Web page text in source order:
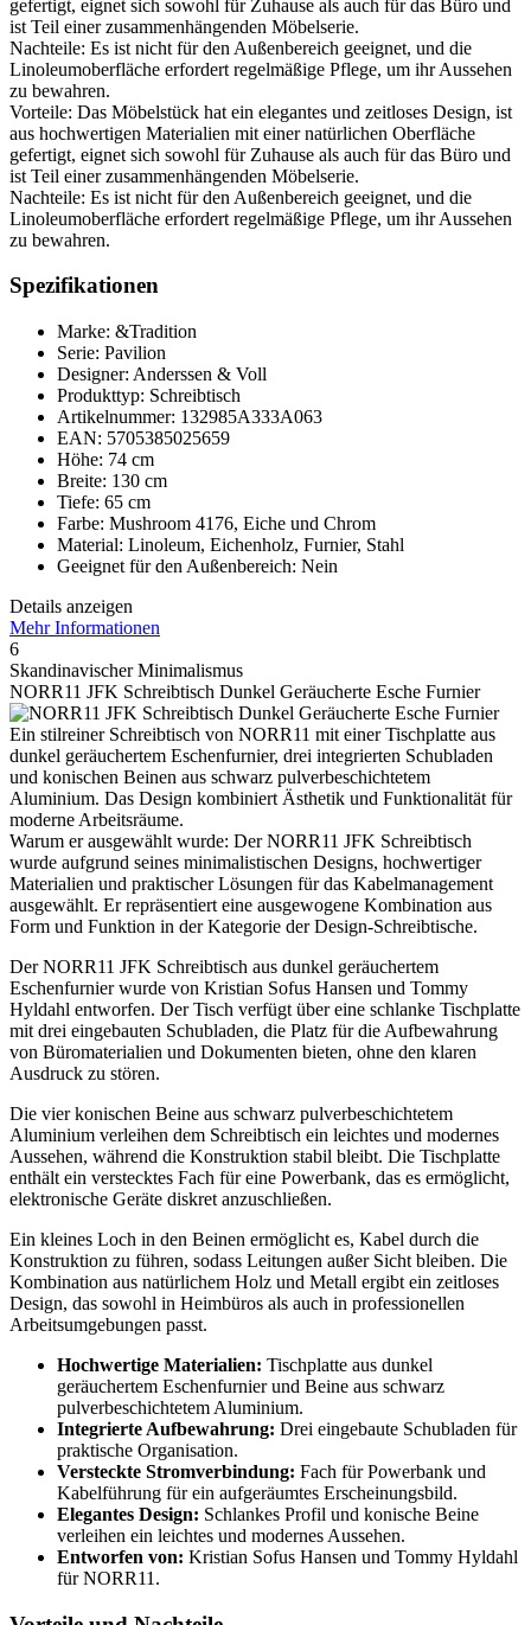
gefertigt, eignet sich sowohl für Zuhause als auch für das Büro und
ist Teil einer zusammenhängenden Möbelserie.
Nachteile: Es ist nicht für den Außenbereich geeignet, und die
Linoleumoberfläche erfordert regelmäßige Pflege, um ihr Aussehen
zu bewahren.
Vorteile: Das Möbelstück hat ein elegantes und zeitloses Design, ist
aus hochwertigen Materialien mit einer natürlichen Oberfläche
gefertigt, eignet sich sowohl für Zuhause als auch für das Büro und
ist Teil einer zusammenhängenden Möbelserie.
Nachteile: Es ist nicht für den Außenbereich geeignet, und die
Linoleumoberfläche erfordert regelmäßige Pflege, um ihr Aussehen
zu bewahren.
Spezifikationen
Marke: &Tradition
Serie: Pavilion
Designer: Anderssen & Voll
Produkttyp: Schreibtisch
Artikelnummer: 132985A333A063
EAN: 5705385025659
Höhe: 74 cm
Breite: 130 cm
Tiefe: 65 cm
Farbe: Mushroom 4176, Eiche und Chrom
Material: Linoleum, Eichenholz, Furnier, Stahl
Geeignet für den Außenbereich: Nein
Details anzeigen
Mehr Informationen
6
Skandinavischer Minimalismus
NORR11 JFK Schreibtisch Dunkel Geräucherte Esche Furnier
Ein stilreiner Schreibtisch von NORR11 mit einer Tischplatte aus
dunkel geräuchertem Eschenfurnier, drei integrierten Schubladen
und konischen Beinen aus schwarz pulverbeschichtetem
Aluminium. Das Design kombiniert Ästhetik und Funktionalität für
moderne Arbeitsräume.
Warum er ausgewählt wurde: Der NORR11 JFK Schreibtisch
wurde aufgrund seines minimalistischen Designs, hochwertiger
Materialien und praktischer Lösungen für das Kabelmanagement
ausgewählt. Er repräsentiert eine ausgewogene Kombination aus
Form und Funktion in der Kategorie der Design-Schreibtische.
Der NORR11 JFK Schreibtisch aus dunkel geräuchertem
Eschenfurnier wurde von Kristian Sofus Hansen und Tommy
Hyldahl entworfen. Der Tisch verfügt über eine schlanke Tischplatte
mit drei eingebauten Schubladen, die Platz für die Aufbewahrung
von Büromaterialien und Dokumenten bieten, ohne den klaren
Ausdruck zu stören.
Die vier konischen Beine aus schwarz pulverbeschichtetem
Aluminium verleihen dem Schreibtisch ein leichtes und modernes
Aussehen, während die Konstruktion stabil bleibt. Die Tischplatte
enthält ein verstecktes Fach für eine Powerbank, das es ermöglicht,
elektronische Geräte diskret anzuschließen.
Ein kleines Loch in den Beinen ermöglicht es, Kabel durch die
Konstruktion zu führen, sodass Leitungen außer Sicht bleiben. Die
Kombination aus natürlichem Holz und Metall ergibt ein zeitloses
Design, das sowohl in Heimbüros als auch in professionellen
Arbeitsumgebungen passt.
Hochwertige Materialien: Tischplatte aus dunkel
geräuchertem Eschenfurnier und Beine aus schwarz
pulverbeschichtetem Aluminium.
Integrierte Aufbewahrung: Drei eingebaute Schubladen für
praktische Organisation.
Versteckte Stromverbindung: Fach für Powerbank und
Kabelführung für ein aufgeräumtes Erscheinungsbild.
Elegantes Design: Schlankes Profil und konische Beine
verleihen ein leichtes und modernes Aussehen.
Entworfen von: Kristian Sofus Hansen und Tommy Hyldahl
für NORR11.